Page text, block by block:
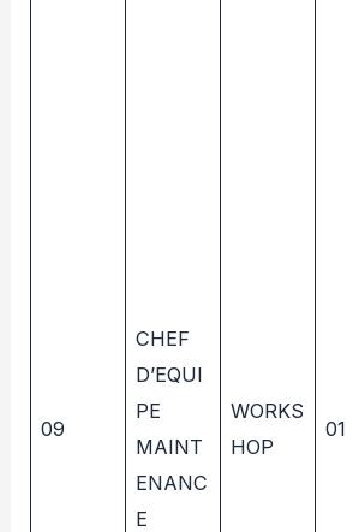
09
CHEF
D’EQUI
PE
MAINT
ENANC
E
WORKS
HOP
01